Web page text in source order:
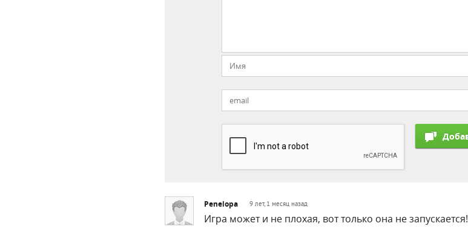
Penelopa 9 лет, 1 месяц назад
Игра может и не плохая, вот только она не запускается!